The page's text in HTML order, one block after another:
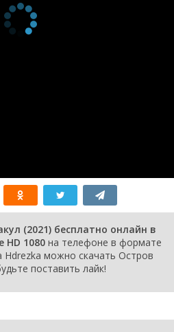
(2021) бесплатно онлайн в
HD 1080 на телефоне в формате
Hdrezka можно скачать Остров
поставить лайк!